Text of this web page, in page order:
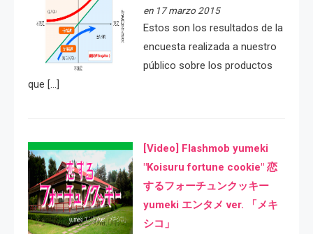
en 17 marzo 2015
Estos son los resultados de la
encuesta realizada a nuestro
público sobre los productos
que […]
[Video] Flashmob yumeki
"Koisuru fortune cookie" 恋
するフォーチュンクッキー
yumeki エンタメ ver. 「メキ
シコ」